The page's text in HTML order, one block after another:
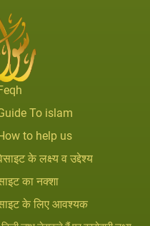
To islam
to help us
के लक्ष्य व उद्देश्य
का नक्शा
के लिए आवश्यक